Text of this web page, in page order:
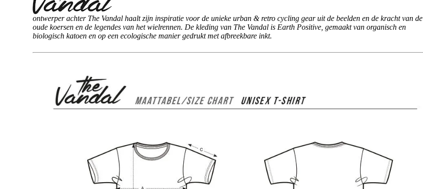
ontwerper achter The Vandal haalt zijn inspiratie voor de unieke urban & retro cycling gear uit de beelden en de kracht van de
oude koersen en de legendes van het wielrennen. De kleding van The Vandal is Earth Positive, gemaakt van organisch en
biologisch katoen en op een ecologische manier gedrukt met afbreekbare inkt.